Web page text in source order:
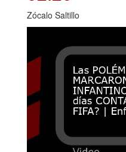
Zócalo Saltillo